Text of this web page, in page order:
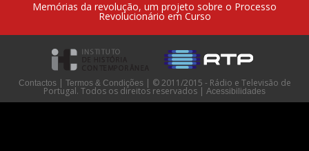
Memórias da revolução, um projeto sobre o Processo
Revolucionário em Curso
Contactos | Termos & Condições | © 2011/2015 - Rádio e Televisão de
Portugal. Todos os direitos reservados | Acessibilidades